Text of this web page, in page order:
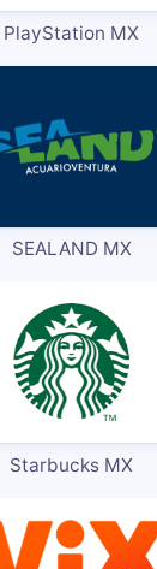
PlayStation MX
SEALAND MX
Starbucks MX